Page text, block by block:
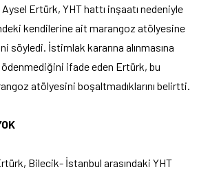
Ertürk, YHT hattı inşaatı nedeniyle
kendilerine ait marangoz atölyesine
söyledi. İstimlak kararına alınmasına
ifade eden Ertürk, bu
atölyesini boşaltmadıklarını belirtti.
Bilecik- İstanbul arasındaki YHT